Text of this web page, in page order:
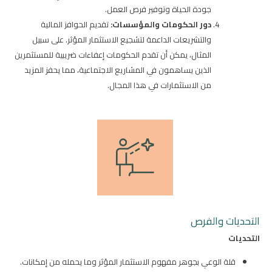
جودة الحياة وتوفير فرص العمل.
دور الحكومات والمؤسسات:تقديم الحوافز المالية
والتشريعات الداعمة لتشجيع الاستثمار المؤثر. على سبيل
المثال، يمكن أن تقدم الحكومات إعفاءات ضريبية للمستثمرين
الذين يساهمون في المشاريع الاجتماعية، مما يحفز المزيد
من الاستثمارات في هذا المجال.
التحديات والفرص
التحديات
قلة الوعي بجوهر مفهوم الاستثمار المؤثر وما يحمله من إمكانات.